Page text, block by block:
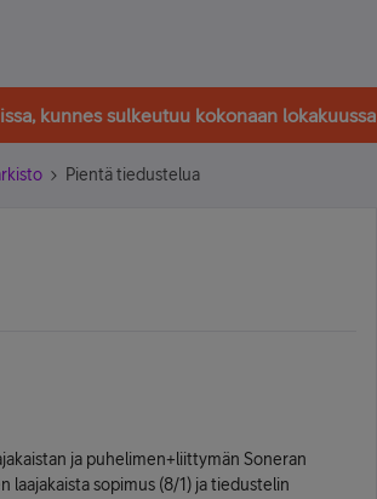
kunnes sulkeutuu kokonaan lokakuussa
Pientä tiedustelua
ja puhelimen+liittymän Soneran
laajakaista sopimus (8/1) ja tiedustelin